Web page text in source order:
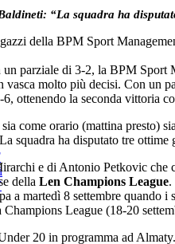
“La squadra ha
della BPM Sport
parziale di 3-2, la BPM Sport
molto più decisi. Con un
6, ottenendo la seconda vittoria
come orario (mattina presto)
squadra ha disputato tre
e di Antonio Petkovic che
della Len Champions League.
a martedì 8 settembre quando
League (18-20
20 in programma ad